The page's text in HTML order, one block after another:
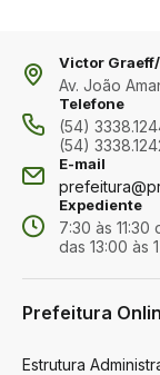
Victor Graeff/
Av. João
Telefone
(54)
(54)
E-mail
Expediente
7:30 às 11:30
das 13:00 às
Prefeitura
Estrutura